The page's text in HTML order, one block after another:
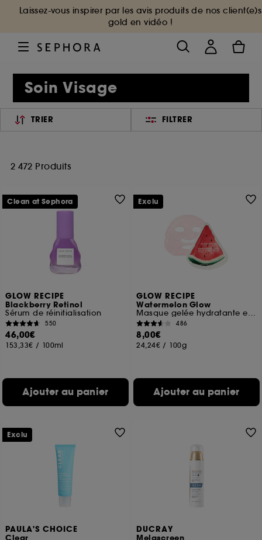
Laissez-vous inspirer par les avis produits de nos client(e)s
gold en vidéo !
Soin Visage
TRIER FILTRER
2 472 Produits
GLOW RECIPE
Blackberry Retinol
Sérum de réinitialisation
550
46,00€
153,33€ / 100ml
Ajouter au panier
Clean at Sephora
GLOW RECIPE
Watermelon Glow
Masque gelée hydratante et apaisante
486
8,00€
24,24€ / 100g
Ajouter au panier
Exclu
PAULA'S CHOICE
Exclu
DUCRAY